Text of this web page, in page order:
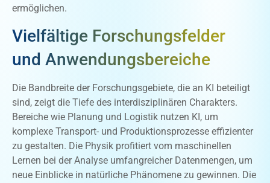
ermöglichen.
Vielfältige Forschungsfelder
und Anwendungsbereiche
Die Bandbreite der Forschungsgebiete, die an KI beteiligt
sind, zeigt die Tiefe des interdisziplinären Charakters.
Bereiche wie Planung und Logistik nutzen KI, um
komplexe Transport- und Produktionsprozesse effizienter
zu gestalten. Die Physik profitiert vom maschinellen
Lernen bei der Analyse umfangreicher Datenmengen, um
neue Einblicke in natürliche Phänomene zu gewinnen. Die